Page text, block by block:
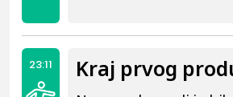
23:11 Kraj prvog